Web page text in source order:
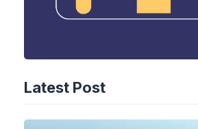
Latest Post